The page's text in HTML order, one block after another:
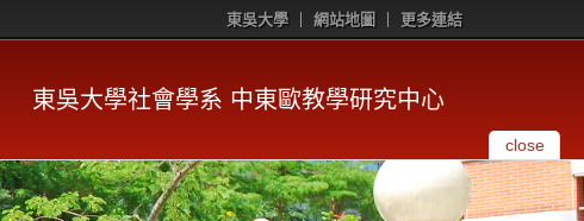
東吳大學 網站地圖 更多連結
東吳大學社會學系 中東歐教學研究中心
close